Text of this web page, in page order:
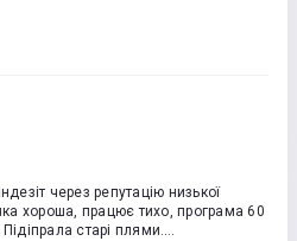
через репутацію низької
хороша, працює тихо, програма 60
старі плями.